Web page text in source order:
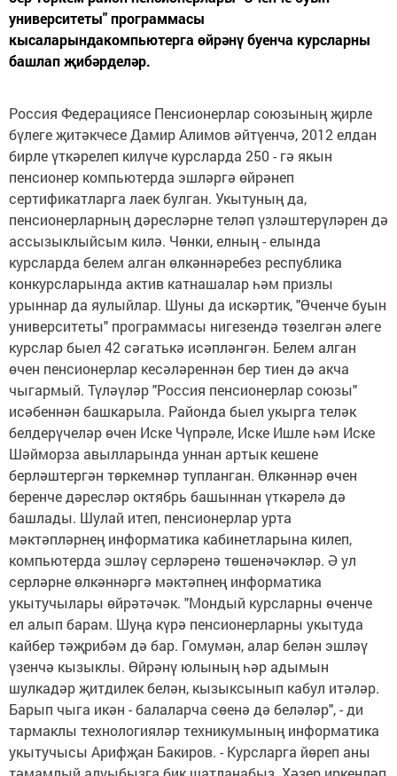
университеты" программасы
кысаларындакомпьютерга өйрәнү буенча курсларны
башлап җибәрделәр.
Россия Федерациясе Пенсионерлар союзының җирле
бүлеге җитәкчесе Дамир Алимов әйтүенчә, 2012 елдан
бирле үткәрелеп килүче курсларда 250 - гә якын
пенсионер компьютерда эшләргә өйрәнеп
сертификатларга лаек булган. Укытуның да,
пенсионерларның дәресләрне теләп үзләштерүләрен дә
ассызыклыйсым килә. Чөнки, елның - елында
курсларда белем алган өлкәннәребез республика
конкурсларында актив катнашалар һәм призлы
урыннар да яулыйлар. Шуны да искәртик, "Өченче буын
университеты" программасы нигезендә төзелгән әлеге
курслар быел 42 сәгатькә исәпләнгән. Белем алган
өчен пенсионерлар кесәләреннән бер тиен дә акча
чыгармый. Түләүләр "Россия пенсионерлар союзы"
исәбеннән башкарыла. Районда быел укырга теләк
белдерүчеләр өчен Иске Чүпрәле, Иске Ишле һәм Иске
Шәйморза авылларында уннан артык кешене
берләштергән төркемнәр тупланган. Өлкәннәр өчен
беренче дәресләр октябрь башыннан үткәрелә дә
башлады. Шулай итеп, пенсионерлар урта
мәктәпләрнең информатика кабинетларына килеп,
компьютерда эшләү серләренә төшенәчәкләр. Ә ул
серләрне өлкәннәргә мәктәпнең информатика
укытучылары өйрәтәчәк. "Мондый курсларны өченче
ел алып барам. Шуңа күрә пенсионерларны укытуда
кайбер тәҗрибәм дә бар. Гомумән, алар белән эшләү
үзенчә кызыклы. Өйрәнү юлының һәр адымын
шулкадәр җитдилек белән, кызыксынып кабул итәләр.
Барып чыга икән - балаларча сөенә дә беләләр", - ди
тармаклы технологияләр техникумының информатика
укытучысы Арифҗан Бакиров. - Курсларга йөреп аны